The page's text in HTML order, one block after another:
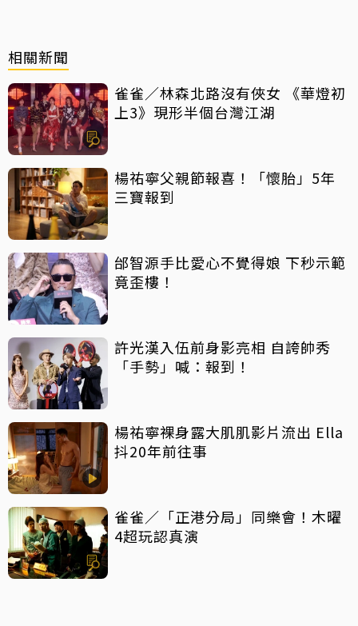
相關新聞
雀雀／林森北路沒有俠女 《華燈初
上3》現形半個台灣江湖
楊祐寧父親節報喜！「懷胎」5年
三寶報到
邰智源手比愛心不覺得娘 下秒示範
竟歪樓！
許光漢入伍前身影亮相 自誇帥秀
「手勢」喊：報到！
楊祐寧裸身露大肌肌影片流出 Ella
抖20年前往事
雀雀／「正港分局」同樂會！木曜
4超玩認真演